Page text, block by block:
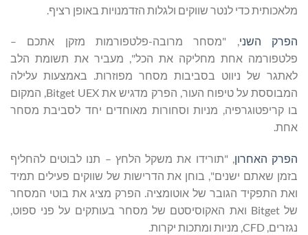
מלאכותית כדי לנטר שווקים ולגלות הזדמנויות באופן רציף.
הפרק השני, "מסחר מרובה-פלטפורמות מזקן אתכם –
פלטפורמה אחת מחליקה את הכל", מעביר את תשומת הלב
לאתגר של ניווט בסביבות מסחר מפוזרות. באמצעות עלילה
המבוססת על טיפוח העור, הפרק מדגיש את Bitget UEX, המקום
בו קריפטוגרפיה, מניות וסחורות מאוחדים יחד לסביבת מסחר
אחת.
הפרק האחרון, "תורידו את משקל הלחץ – תנו לבוטים להחליף
בזמן שאתם ישנים", בוחן את הדרישות של שווקים פעילים תמיד
ואת התפקיד הגובר של אוטומציה. הפרק מציג את בוטי המסחר
של Bitget ואת האקוסיסטם של מסחר בעותקים על פני ספוט,
נגזרים, CFD, מניות ומתכות יקרות.